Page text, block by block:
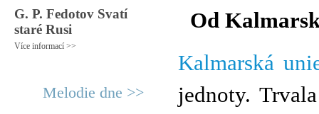
G. P. Fedotov Svatí
staré Rusi
Více informací >>
Melodie dne >>
Od
Kalmarská
jednoty.